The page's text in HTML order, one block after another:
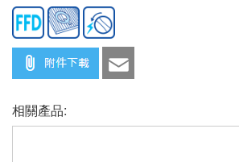
相關產品: